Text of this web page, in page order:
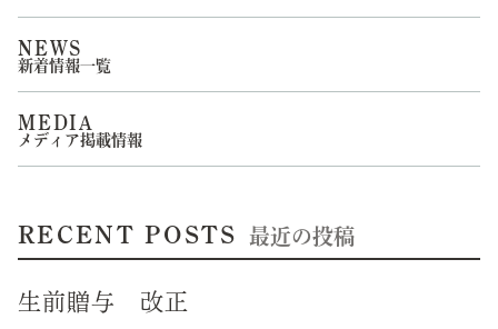
NEWS
新着情報一覧
MEDIA
メディア掲載情報
RECENT POSTS 最近の投稿
生前贈与 改正